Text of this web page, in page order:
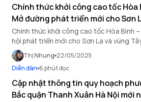
Chính thức khởi công cao tốc Hòa
Mở đường phát triển mới cho Sơn
Chính thức khởi công cao tốc Hòa Bình
hội phát triển mới cho Sơn La và vùng
giao thông và kinh tế.
Thị Nhung 22/05/2025
Diễn đàn 6 phút đọc
Cập nhật thông tin quy hoạch
Bắc quận Thanh Xuân Hà Nội mới